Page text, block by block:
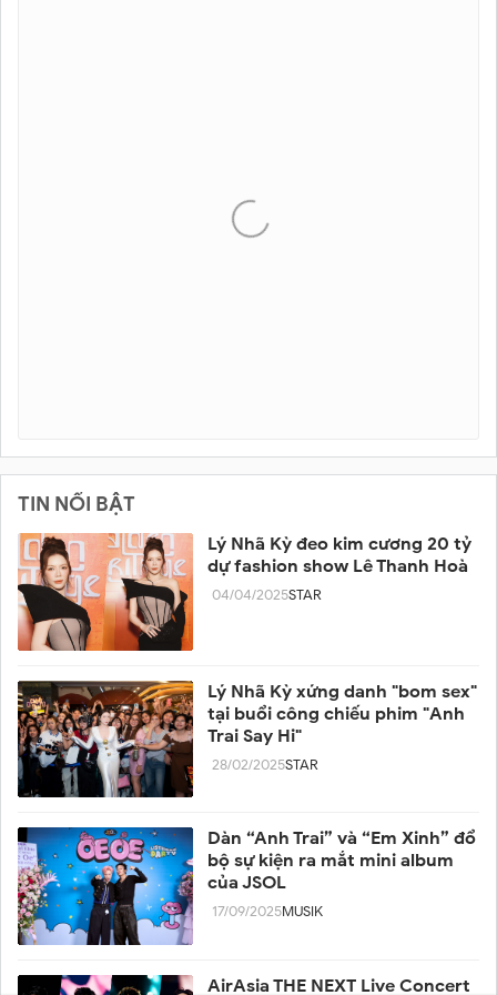
TIN NỔI BẬT
Lý Nhã Kỳ đeo kim cương 20 tỷ
dự fashion show Lê Thanh Hoà
04/04/2025STAR
Lý Nhã Kỳ xứng danh "bom sex"
tại buổi công chiếu phim "Anh
Trai Say Hi"
28/02/2025STAR
Dàn “Anh Trai” và “Em Xinh” đổ
bộ sự kiện ra mắt mini album
của JSOL
17/09/2025MUSIK
AirAsia THE NEXT Live Concert